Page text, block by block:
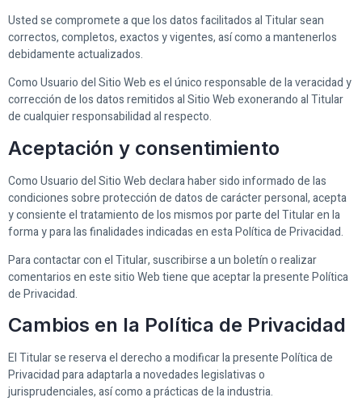
Usted se compromete a que los datos facilitados al Titular sean
correctos, completos, exactos y vigentes, así como a mantenerlos
debidamente actualizados.
Como Usuario del Sitio Web es el único responsable de la veracidad y
corrección de los datos remitidos al Sitio Web exonerando al Titular
de cualquier responsabilidad al respecto.
Aceptación y consentimiento
Como Usuario del Sitio Web declara haber sido informado de las
condiciones sobre protección de datos de carácter personal, acepta
y consiente el tratamiento de los mismos por parte del Titular en la
forma y para las finalidades indicadas en esta Política de Privacidad.
Para contactar con el Titular, suscribirse a un boletín o realizar
comentarios en este sitio Web tiene que aceptar la presente Política
de Privacidad.
Cambios en la Política de Privacidad
El Titular se reserva el derecho a modificar la presente Política de
Privacidad para adaptarla a novedades legislativas o
jurisprudenciales, así como a prácticas de la industria.